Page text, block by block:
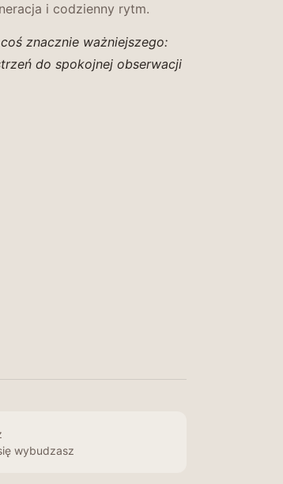
i codzienny rytm.
znacznie ważniejszego:
do spokojnej obserwacji
wybudzasz